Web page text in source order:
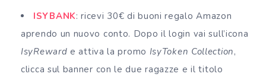
ISYBANK: ricevi 30€ di buoni regalo Amazon
aprendo un nuovo conto. Dopo il login vai sull’icona
IsyReward e attiva la promo IsyToken Collection,
clicca sul banner con le due ragazze e il titolo